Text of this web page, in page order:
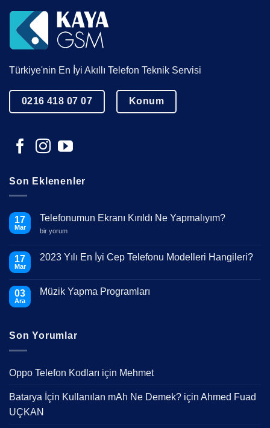
Türkiye'nin En İyi Akıllı Telefon Teknik Servisi
0216 418 07 07 Konum
Son Eklenenler
17
Mar
Telefonumun Ekranı Kırıldı Ne Yapmalıyım?
Telefonumun
Ne
Yapmalıyım?
bir yorum
17
Mar
2023 Yılı En İyi Cep Telefonu Modelleri Hangileri?
Yılı
Hangileri?
03
Ara
Müzik Yapma Programları
Programları
Son Yorumlar
Oppo Telefon Kodları için Mehmet
Batarya İçin Kullanılan mAh Ne Demek? için Ahmed Fuad
UÇKAN